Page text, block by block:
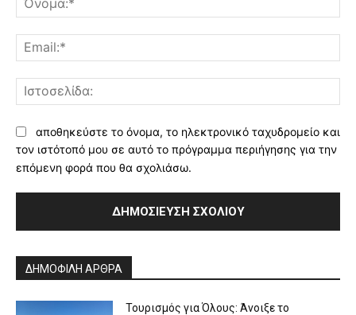
αποθηκεύστε το όνομα, το ηλεκτρονικό ταχυδρομείο και
τον ιστότοπό μου σε αυτό το πρόγραμμα περιήγησης για την
επόμενη φορά που θα σχολιάσω.
ΔΗΜΟΦΙΛΗ ΑΡΘΡΑ
Τουρισμός για Όλους: Άνοιξε το